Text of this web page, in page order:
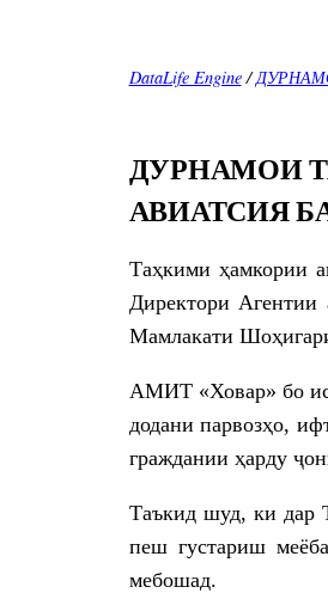
DataLife Engine/
ДУРНАМОИ
АВИАТСИЯ
Таҳкими ҳамкории
Директори
Мамлакати
АМИТ «Ховар» бо
додани парвозҳо,
граждании ҳарду
Таъкид шуд, ки дар
пеш густариш
мебошад.